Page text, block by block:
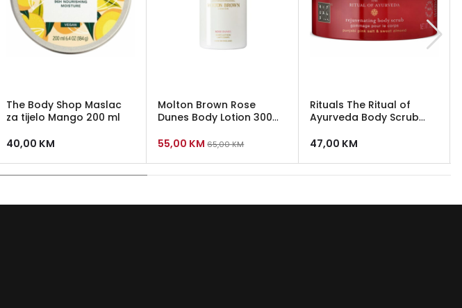
The Body Shop Maslac
za tijelo Mango 200 ml
40,00 KM
Molton Brown Rose
Dunes Body Lotion 300
55,00 KM 65,00KM
Rituals The Ritual of
Ayurveda Body Scrub
47,00 KM